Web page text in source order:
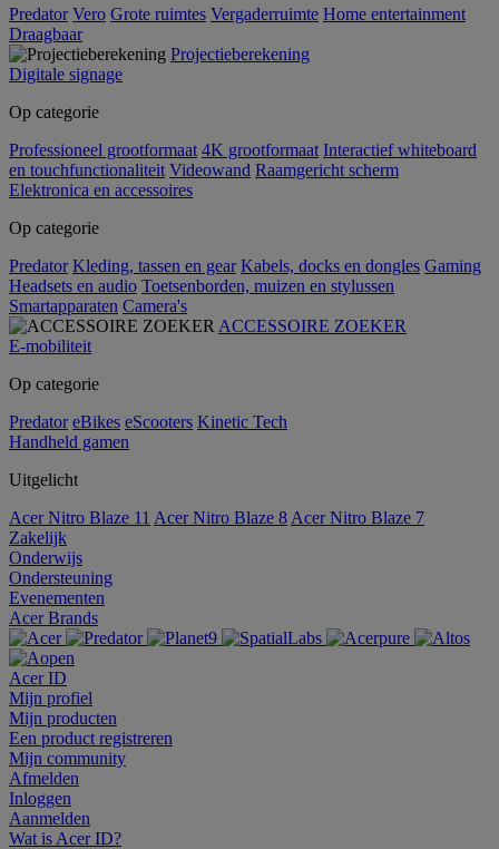
Predator Vero Grote ruimtes Vergaderruimte Home entertainment
Draagbaar
Projectieberekening
Digitale signage
Op categorie
Professioneel grootformaat 4K grootformaat Interactief whiteboard
en touchfunctionaliteit Videowand Raamgericht scherm
Elektronica en accessoires
Op categorie
Predator Kleding, tassen en gear Kabels, docks en dongles Gaming
Headsets en audio Toetsenborden, muizen en stylussen
Smartapparaten Camera's
ACCESSOIRE ZOEKER
E-mobiliteit
Op categorie
Predator eBikes eScooters Kinetic Tech
Handheld gamen
Uitgelicht
Acer Nitro Blaze 11 Acer Nitro Blaze 8 Acer Nitro Blaze 7
Zakelijk
Onderwijs
Ondersteuning
Evenementen
Acer Brands
Acer ID
Mijn profiel
Mijn producten
Een product registreren
Mijn community
Afmelden
Inloggen
Aanmelden
Wat is Acer ID?